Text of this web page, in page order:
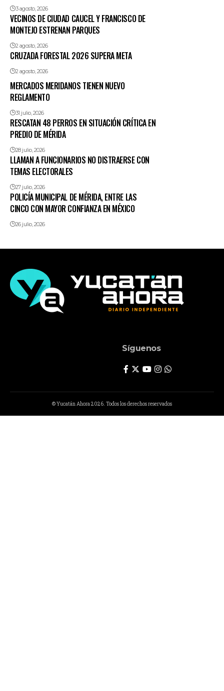
3 agosto, 2026
VECINOS DE CIUDAD CAUCEL Y FRANCISCO DE
MONTEJO ESTRENAN PARQUES
2 agosto, 2026
CRUZADA FORESTAL 2026 SUPERA META
2 agosto, 2026
MERCADOS MERIDANOS TIENEN NUEVO
REGLAMENTO
31 julio, 2026
RESCATAN 48 PERROS EN SITUACIÓN CRÍTICA EN
PREDIO DE MÉRIDA
28 julio, 2026
LLAMAN A FUNCIONARIOS NO DISTRAERSE CON
TEMAS ELECTORALES
27 julio, 2026
POLICÍA MUNICIPAL DE MÉRIDA, ENTRE LAS
CINCO CON MAYOR CONFIANZA EN MÉXICO
26 julio, 2026
Síguenos
© Yucatán Ahora 2026. Todos los derechos reservados